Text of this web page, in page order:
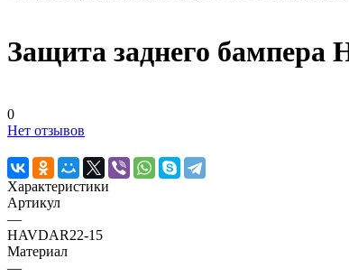
Защита заднего бампера
0
Нет отзывов
Характеристики
Артикул
—
HAVDAR22-15
Материал
—